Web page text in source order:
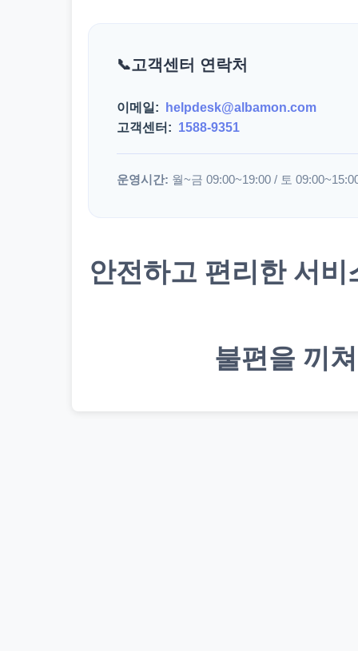
고객센터 연락처
이메일:
helpdesk@albamon.com
고객센터: 1588-9351
운영시간: 월~금 09:00~19:00 / 토
안전하고 편리한 서
불편을 끼